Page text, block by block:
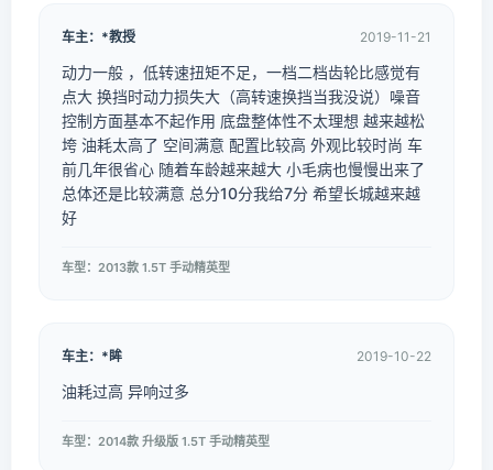
车主：*教授 2019-11-21
动力一般 ，低转速扭矩不足，一档二档齿轮比感觉有
点大 换挡时动力损失大（高转速换挡当我没说）噪音
控制方面基本不起作用 底盘整体性不太理想 越来越松
垮 油耗太高了 空间满意 配置比较高 外观比较时尚 车
前几年很省心 随着车龄越来越大 小毛病也慢慢出来了
总体还是比较满意 总分10分我给7分 希望长城越来越
好
车型：2013款 1.5T 手动精英型
车主：*眸 2019-10-22
油耗过高 异响过多
车型：2014款 升级版 1.5T 手动精英型